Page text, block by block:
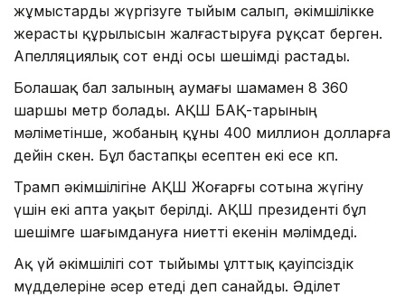
жұмыстарды жүргізуге тыйым салып, әкімшілікке
жерасты құрылысын жалғастыруға рұқсат берген.
Апелляциялық сот енді осы шешімді растады.
Болашақ бал залының аумағы шамамен 8 360
шаршы метр болады. АҚШ БАҚ-тарының
мәліметінше, жобаның құны 400 миллион долларға
дейін өскен. Бұл бастапқы есептен екі есе көп.
Трамп әкімшілігіне АҚШ Жоғарғы сотына жүгіну
үшін екі апта уақыт берілді. АҚШ президенті бұл
шешімге шағымдануға ниетті екенін мәлімдеді.
Ақ үй әкімшілігі сот тыйымы ұлттық қауіпсіздік
мүдделеріне әсер етеді деп санайды. Әділет